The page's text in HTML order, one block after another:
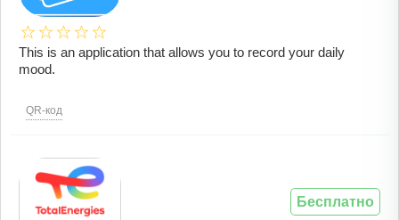
This is an application that allows you to record your daily
mood.
QR-код
Бесплатно